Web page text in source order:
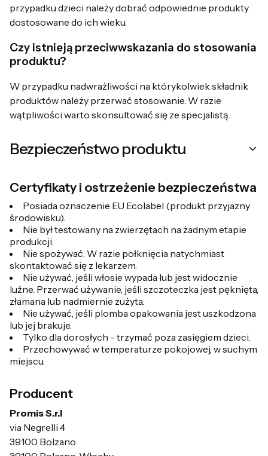
przypadku dzieci należy dobrać odpowiednie produkty
dostosowane do ich wieku.
Czy istnieją przeciwwskazania do stosowania
produktu?
W przypadku nadwrażliwości na którykolwiek składnik
produktów należy przerwać stosowanie. W razie
wątpliwości warto skonsultować się ze specjalistą.
Bezpieczeństwo produktu
Certyfikaty i ostrzeżenie bezpieczeństwa
Posiada oznaczenie EU Ecolabel (produkt przyjazny
środowisku).
Nie był testowany na zwierzętach na żadnym etapie
produkcji.
Nie spożywać. W razie połknięcia natychmiast
skontaktować się z lekarzem.
Nie używać, jeśli włosie wypada lub jest widocznie
luźne. Przerwać używanie, jeśli szczoteczka jest pęknięta,
złamana lub nadmiernie zużyta.
Nie używać, jeśli plomba opakowania jest uszkodzona
lub jej brakuje.
Tylko dla dorosłych - trzymać poza zasięgiem dzieci.
Przechowywać w temperaturze pokojowej, w suchym
miejscu.
Producent
Promis S.r.l
via Negrelli 4
39100 Bolzano